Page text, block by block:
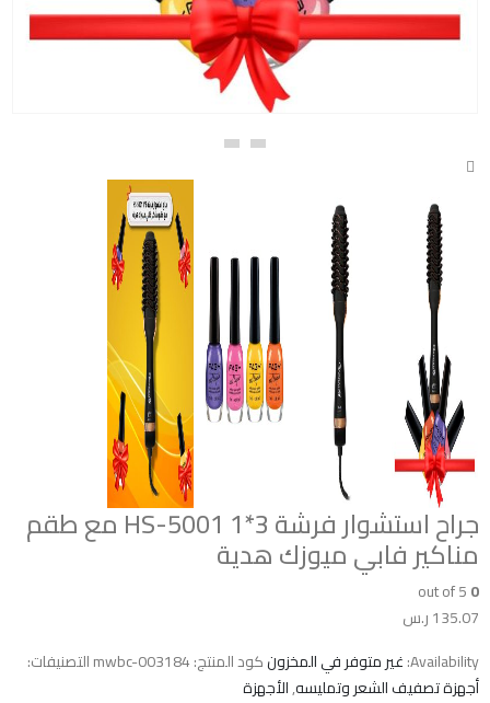
جراح استشوار فرشة 3*1 HS-5001 مع طقم
مناكير فابي ميوزك هدية
0
135.07ر.س
Availability: غير متوفر في المخزونكود المنتج:mwbc-003184التصنيفات:
أجهزة تصفيف الشعر وتمليسه,الأجهزة